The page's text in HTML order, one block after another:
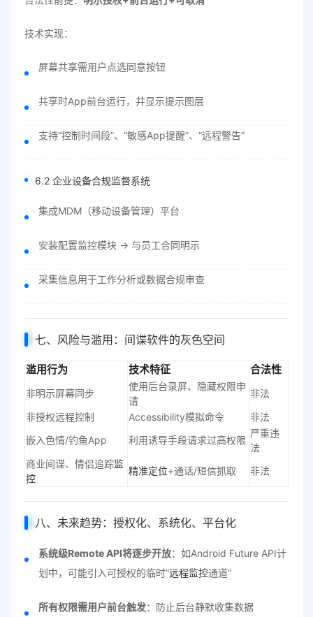
技术实现：
屏幕共享需用户点选同意按钮
共享时App前台运行，并显示提示图层
支持“控制时间段”、“敏感App提醒”、“远程警告”
6.2 企业设备合规监督系统
集成MDM（移动设备管理）平台
安装配置监控模块 → 与员工合同明示
采集信息用于工作分析或数据合规审查
七、风险与滥用：间谍软件的灰色空间
滥用行为 技术特征 合法性
非明示屏幕同步
使用后台录屏、隐藏权限申
请
非法
非授权远程控制
Accessibility模拟命令
非法
嵌入色情/钓鱼App
利用诱导手段请求过高权限
严重违
法
商业间谍、情侣追踪监
控
精准定位+通话/短信抓取 非法
八、未来趋势：授权化、系统化、平台化
系统级Remote API将逐步开放：如Android Future API计
划中，可能引入可授权的临时“远程监控通道”
所有权限需用户前台触发：防止后台静默收集数据